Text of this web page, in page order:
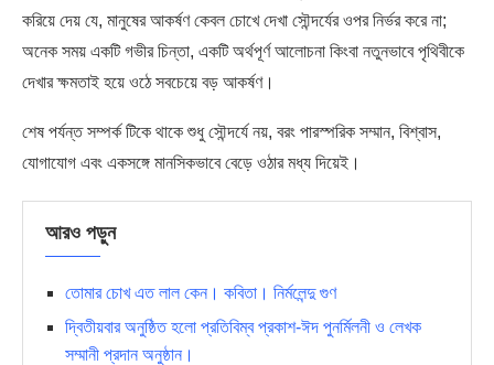
করিয়ে দেয় যে, মানুষের আকর্ষণ কেবল চোখে দেখা সৌন্দর্যের ওপর নির্ভর করে না;
অনেক সময় একটি গভীর চিন্তা, একটি অর্থপূর্ণ আলোচনা কিংবা নতুনভাবে পৃথিবীকে
দেখার ক্ষমতাই হয়ে ওঠে সবচেয়ে বড় আকর্ষণ।
শেষ পর্যন্ত সম্পর্ক টিকে থাকে শুধু সৌন্দর্যে নয়, বরং পারস্পরিক সম্মান, বিশ্বাস,
যোগাযোগ এবং একসঙ্গে মানসিকভাবে বেড়ে ওঠার মধ্য দিয়েই।
আরও পড়ুন
তোমার চোখ এত লাল কেন। কবিতা। নির্মলেন্দু গুণ
দ্বিতীয়বার অনুষ্ঠিত হলো প্রতিবিম্ব প্রকাশ-ঈদ পুনর্মিলনী ও লেখক
সম্মানী প্রদান অনুষ্ঠান।